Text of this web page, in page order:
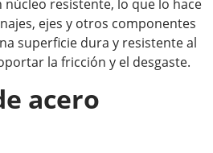
resistente, lo que lo hace
ejes y otros componentes
superficie dura y resistente al
la fricción y el desgaste.
acero